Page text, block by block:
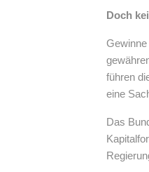
Doch
führen
eine
Das